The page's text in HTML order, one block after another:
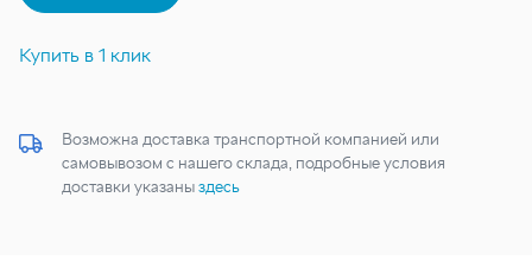
Купить в 1 клик
Возможна доставка транспортной компанией или
самовывозом с нашего склада, подробные условия
доставки указаныздесь